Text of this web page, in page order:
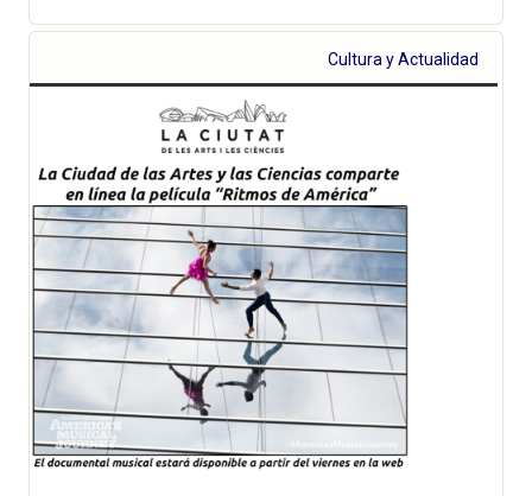
Cultura y Actualidad